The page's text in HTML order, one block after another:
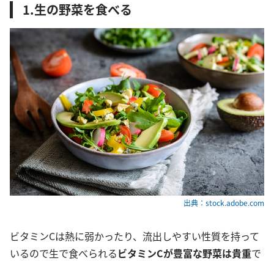
1.生の野菜を食べる
出典：stock.adobe.com
ビタミンCは熱に弱かったり、流出しやすい性質を持って
いるので生で食べられるビタミンCが豊富な野菜は貴重で